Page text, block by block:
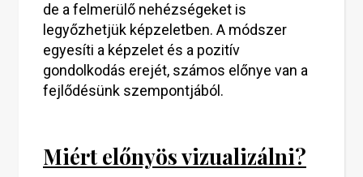
de a felmerülő nehézségeket is
legyőzhetjük képzeletben. A módszer
egyesíti a képzelet és a pozitív
gondolkodás erejét, számos előnye van a
fejlődésünk szempontjából.
Miért előnyös vizualizálni?